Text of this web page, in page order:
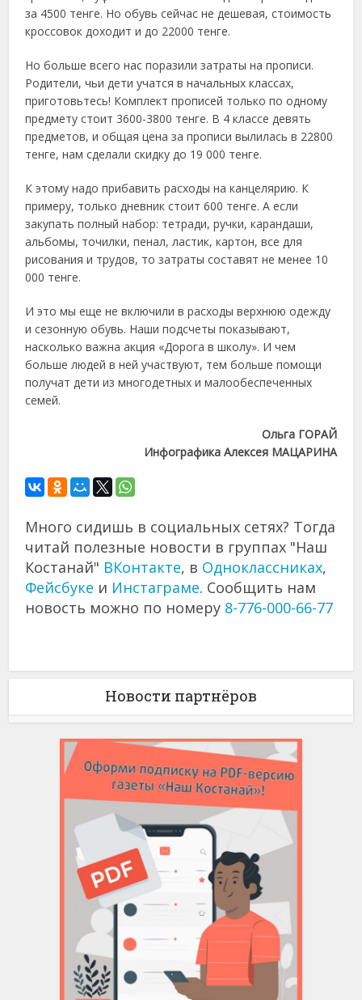
за 4500 тенге. Но обувь сейчас не дешевая, стоимость
кроссовок доходит и до 22000 тенге.
Но больше всего нас поразили затраты на прописи.
Родители, чьи дети учатся в начальных классах,
приготовьтесь! Комплект прописей только по одному
предмету стоит 3600-3800 тенге. В 4 классе девять
предметов, и общая цена за прописи вылилась в 22800
тенге, нам сделали скидку до 19 000 тенге.
К этому надо прибавить расходы на канцелярию. К
примеру, только дневник стоит 600 тенге. А если
закупать полный набор: тетради, ручки, карандаши,
альбомы, точилки, пенал, ластик, картон, все для
рисования и трудов, то затраты составят не менее 10
000 тенге.
И это мы еще не включили в расходы верхнюю одежду
и сезонную обувь. Наши подсчеты показывают,
насколько важна акция «Дорога в школу». И чем
больше людей в ней участвуют, тем больше помощи
получат дети из многодетных и малообеспеченных
семей.
Ольга ГОРАЙ
Инфографика Алексея МАЦАРИНА
Много сидишь в социальных сетях? Тогда
читай полезные новости в группах "Наш
Костанай" ВКонтакте, в Одноклассниках,
Фейсбуке и Инстаграме. Сообщить нам
новость можно по номеру 8-776-000-66-77
Новости партнёров